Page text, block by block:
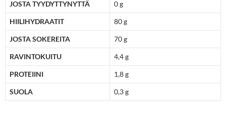
JOSTA TYYDYTTYNYTTÄ 0 g
HIILIHYDRAATIT 80 g
JOSTA SOKEREITA 70 g
RAVINTOKUITU 4,4 g
PROTEIINI 1,8 g
SUOLA 0,3 g